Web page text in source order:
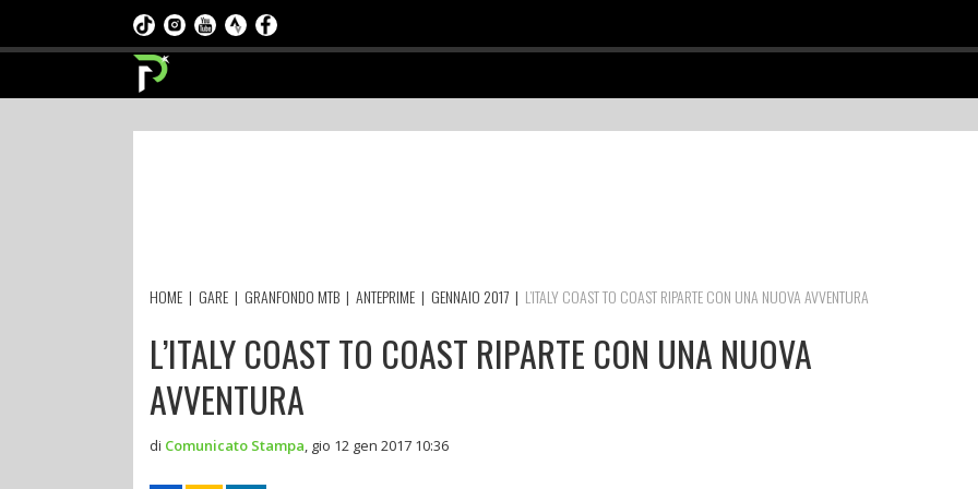
HOME | GARE | GRANFONDO MTB | ANTEPRIME | GENNAIO 2017 | L’ITALY COAST TO COAST RIPARTE CON UNA NUOVA AVVENTURA
L’ITALY COAST TO COAST RIPARTE CON UNA NUOVA
AVVENTURA
di Comunicato Stampa gio 12 gen 2017 10:36